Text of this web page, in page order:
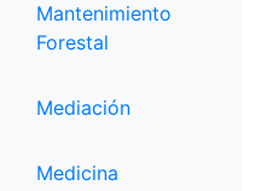
Mantenimiento
Forestal
Mediación
Medicina